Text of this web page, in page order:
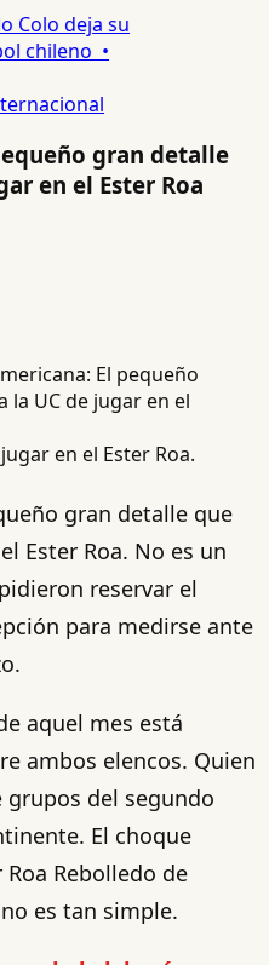
Colo deja su
chileno •
gran detalle
en el Ester Roa
en el Ester Roa.
gran detalle que
Ester Roa. No es un
reservar el
para medirse ante
aquel mes está
ambos elencos. Quien
grupos del segundo
El choque
Rebolledo de
es tan simple.